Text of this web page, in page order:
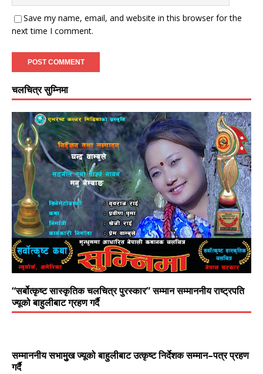
Save my name, email, and website in this browser for the
next time I comment.
चलचित्र सुम्निमा
“सर्बोत्कृष्ट सास्कृतिक चलचित्र पुरस्कार” सम्मान सम्माननीय राष्ट्रपति
ज्यूको बाहुलीबाट ग्रहण गर्दै
सम्माननीय सभामुुख ज्यूको बाहुलीबाट उत्कृष्ट निर्देशक सम्मान–पत्र प्रहण
गर्दै